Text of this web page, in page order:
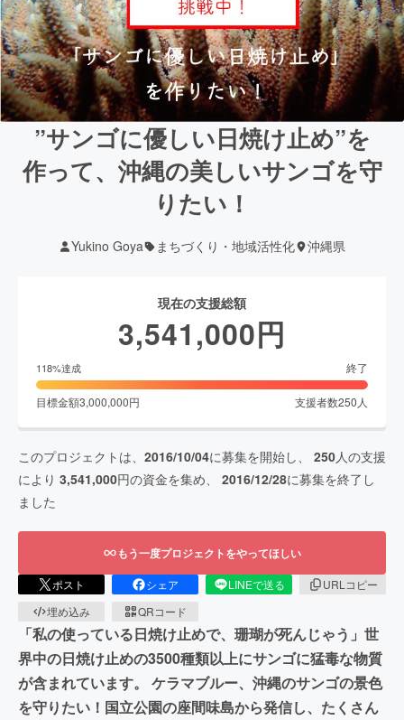
”サンゴに優しい日焼け止め”を
作って、沖縄の美しいサンゴを守
りたい！
Yukino Goya まちづくり・地域活性化 沖縄県
現在の支援総額
3,541,000円
118%達成 終了
目標金額3,000,000円 支援者数250 人
このプロジェクトは、 2016/10/04に募集を開始し、 250人の支援
により 3,541,000円の資金を集め、 2016/12/28に募集を終了し
ました
もう一度プロジェクトをやってほしい
ポスト シェア LINEで送る
URLコピー
埋め込み
QRコード
「私の使っている日焼け止めで、珊瑚が死んじゃう」世
界中の日焼け止めの3500種類以上にサンゴに猛毒な物質
が含まれています。 ケラマブルー、沖縄のサンゴの景色
を守りたい！国立公園の座間味島から発信し、たくさん